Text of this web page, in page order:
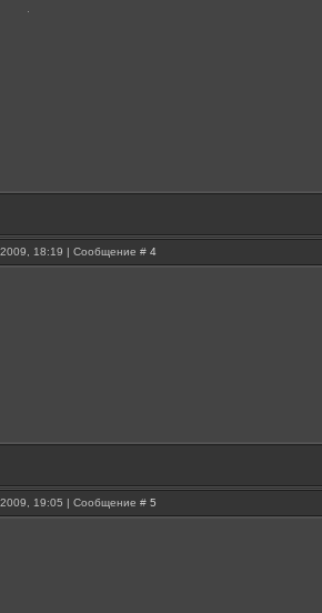
18:19 | Сообщение # 4
19:05 | Сообщение # 5